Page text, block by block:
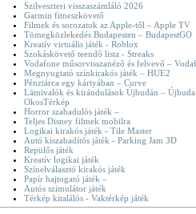
Szilveszteri visszaszámláló 2026
Garmin fitneszkövető
Filmek és sorozatok az Apple-től – Apple TV
Tömegközlekedés Budapesten – BudapestGO
Kreatív virtuális játék - Roblox
Szokáskövető teendő lista - Streaks
Vodafone műsorvisszanéző és felvevő –
Megnyugtató színkirakós játék – HUE2
Pénztárca egy kártyában – Curve
Látnivalók és kirándulások Újbudán – Újbuda
OkosTérkép
Horror szabadulós játék –
Teljes Disney filmek mobilra
Logikai kirakós játék - Tile Master
Autó kiszabadítós játék - Parking Jam 3D
Repülős játék
Kreatív logikai játék
Színelválasztó kirakós játék
Papír hajtogató játék –
Autós szimulátor játék
Térkép kitalálós - Vaktérkép játék